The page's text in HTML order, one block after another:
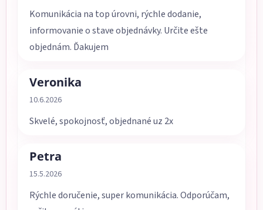
Komunikácia na top úrovni, rýchle dodanie,
informovanie o stave objednávky. Určite ešte
objednám. Ďakujem
Veronika
Hodnotenie obchodu je 5 z 5 hviezdičiek.
10.6.2026
Skvelé, spokojnosť, objednané uz 2x
Petra
Hodnotenie obchodu je 5 z 5 hviezdičiek.
15.5.2026
Rýchle doručenie, super komunikácia. Odporúčam,